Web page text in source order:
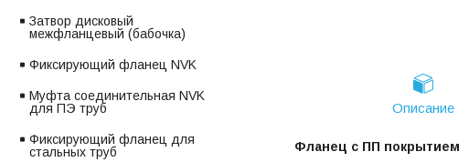
Описание
Фланец с ПП покрытием
Затвор дисковый
межфланцевый (бабочка)
Фиксирующий фланец NVK
Муфта соединительная NVK
для ПЭ труб
Фиксирующий фланец для
стальных труб